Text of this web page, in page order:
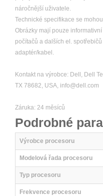
náročnější uživatele.
Technické specifikace se
Obrázky mají pouze
počítačů a dalších el.
adaptér/kabel.
Kontakt na výrobce: Dell, Dell
TX 78682, USA, info@dell.com
Záruka: 24 měsíců
Podrobné
Výrobce procesoru
Modelová řada procesoru
Typ procesoru
Frekvence procesoru